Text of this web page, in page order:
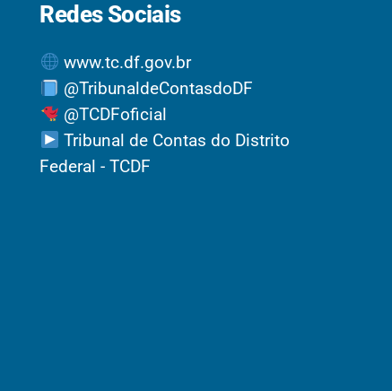
Redes Sociais
www.tc.df.gov.br
@TribunaldeContasdoDF
@TCDFoficial
Tribunal de Contas do Distrito
Federal - TCDF